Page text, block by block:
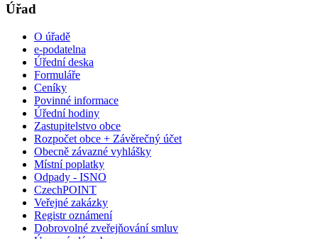
Úřad
O úřadě
e-podatelna
Úřední deska
Formuláře
Ceníky
Povinné informace
Úřední hodiny
Zastupitelstvo obce
Rozpočet obce + Závěrečný účet
Obecně závazné vyhlášky
Místní poplatky
Odpady - ISNO
CzechPOINT
Veřejné zakázky
Registr oznámení
Dobrovolné zveřejňování smluv